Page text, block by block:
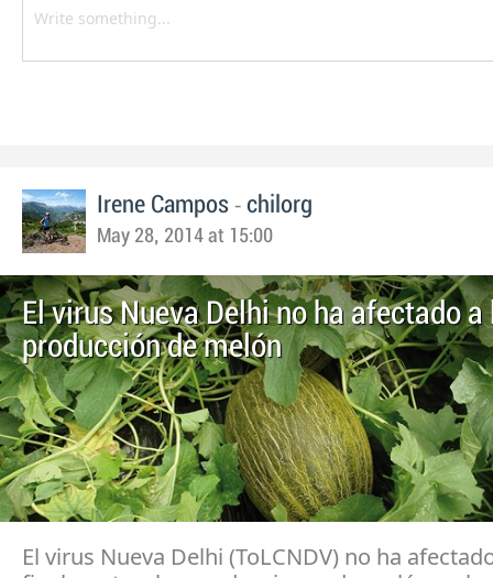
Irene Campos - chilorg
May 28, 2014 at 15:00
El virus Nueva Delhi no ha afectado a
producción de melón
El virus Nueva Delhi (ToLCNDV) no ha